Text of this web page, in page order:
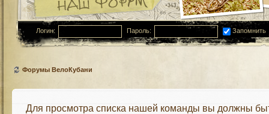
Логин: Пароль: Запомнить
Форумы ВелоКубани
Для просмотра списка нашей команды вы должны